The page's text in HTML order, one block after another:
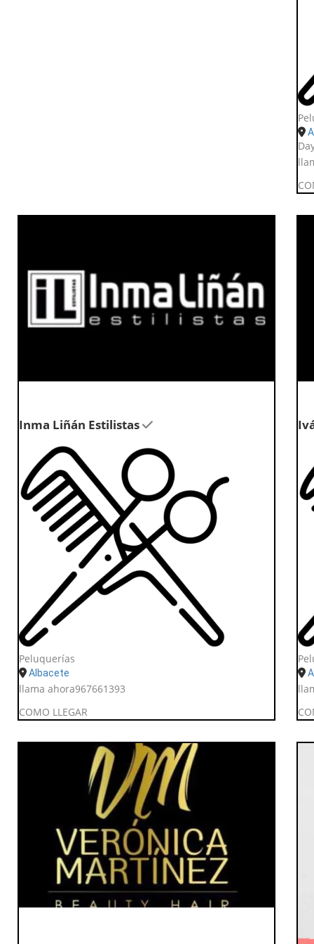
Inma Liñán Estilistas
Peluquerías
Albacete
llama ahora967661393
COMO LLEGAR